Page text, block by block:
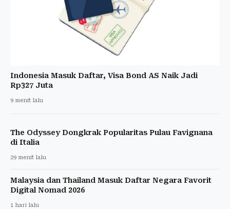
Indonesia Masuk Daftar, Visa Bond AS Naik Jadi
Rp327 Juta
9 menit lalu
The Odyssey Dongkrak Popularitas Pulau Favignana
di Italia
29 menit lalu
Malaysia dan Thailand Masuk Daftar Negara Favorit
Digital Nomad 2026
1 hari lalu